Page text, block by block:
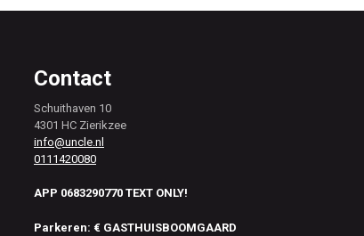
Contact
Schuithaven 10
4301 HC Zierikzee
info@uncle.nl
0111420080
APP 0683290770 TEXT ONLY!
Parkeren: € GASTHUISBOOMGAARD